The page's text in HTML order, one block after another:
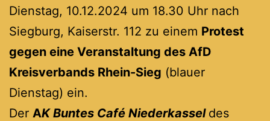
Dienstag, 10.12.2024 um 18.30 Uhr nach
Siegburg, Kaiserstr. 112 zu einem Protest
gegen eine Veranstaltung des AfD
Kreisverbands Rhein-Sieg (blauer
Dienstag) ein.
Der AK Buntes Café Niederkassel des